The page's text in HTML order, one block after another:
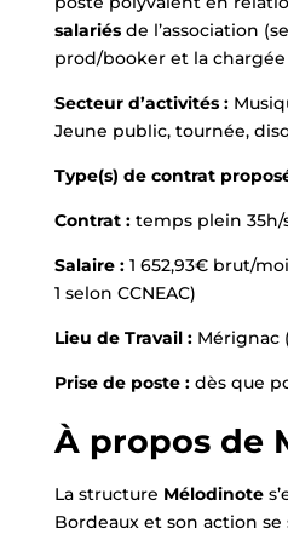
salariés de l’association
prod/booker et la
Secteur d’activités :
Jeune public, tournée,
Type(s) de contrat
Contrat : temps plein 35h/
Salaire : 1 652,93€ brut/
1 selon CCNEAC)
Lieu de Travail : Mérignac
Prise de poste : dès que
À propos de
La structure Mélodinote
Bordeaux et son action